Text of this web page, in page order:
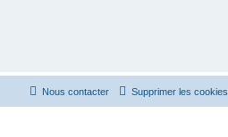
Supprimer les cookies
Nous contacter